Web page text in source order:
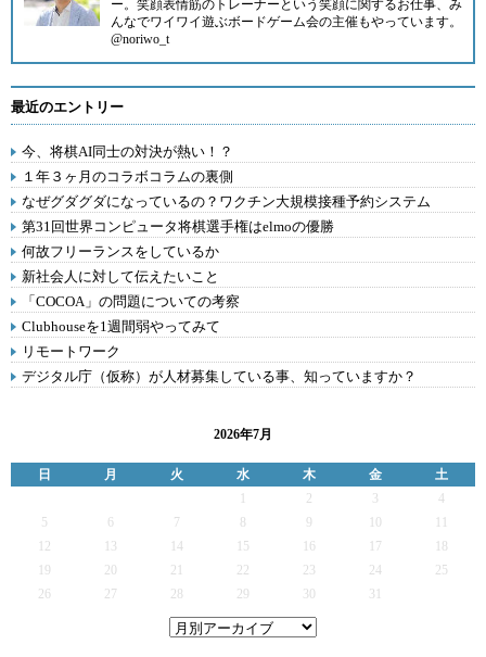
ー。笑顔表情筋のトレーナーという笑顔に関するお仕事、み
んなでワイワイ遊ぶボードゲーム会の主催もやっています。
@noriwo_t
最近のエントリー
今、将棋AI同士の対決が熱い！？
１年３ヶ月のコラボコラムの裏側
なぜグダグダになっているの？ワクチン大規模接種予約システム
第31回世界コンピュータ将棋選手権はelmoの優勝
何故フリーランスをしているか
新社会人に対して伝えたいこと
「COCOA」の問題についての考察
Clubhouseを1週間弱やってみて
リモートワーク
デジタル庁（仮称）が人材募集している事、知っていますか？
2026年7月
日 月 火 水 木 金
土
2 3
4
5
6 7 9
12
13 14 15 16 17
19
20 21 22 23 24
25
26
27 28 29 30 31